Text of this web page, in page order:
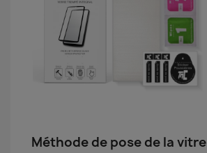
Méthode de pose de la vitre